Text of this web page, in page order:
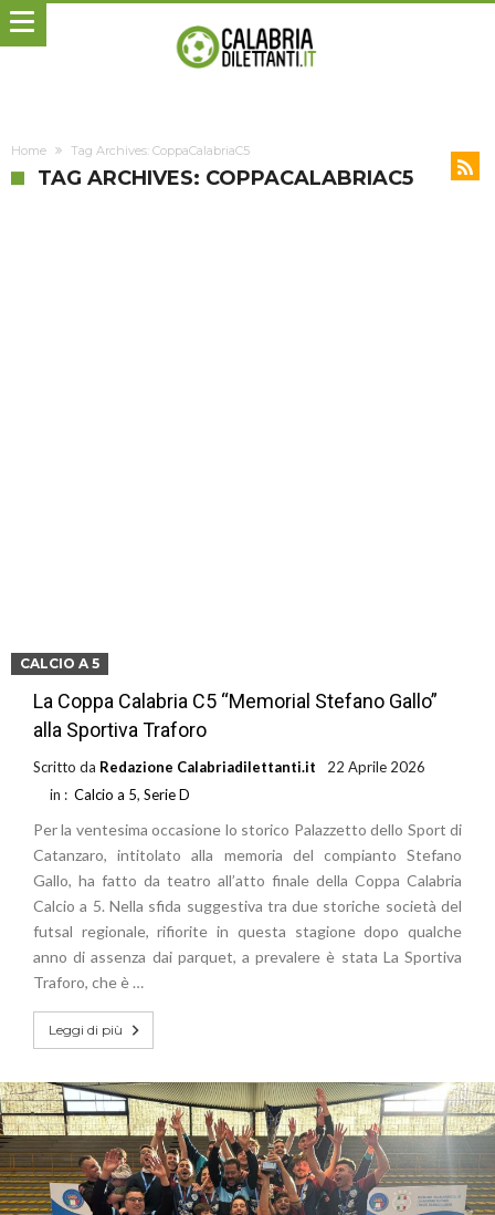
Home Tag Archives: CoppaCalabriaC5
TAG ARCHIVES: COPPACALABRIAC5
CALCIO A 5
La Coppa Calabria C5 “Memorial Stefano Gallo”
alla Sportiva Traforo
Scritto da Redazione Calabriadilettanti.it
22 Aprile 2026
in : Calcio a 5, Serie D
Per la ventesima occasione lo storico Palazzetto dello Sport di
Catanzaro, intitolato alla memoria del compianto Stefano
Gallo, ha fatto da teatro all’atto finale della Coppa Calabria
Calcio a 5. Nella sfida suggestiva tra due storiche società del
futsal regionale, rifiorite in questa stagione dopo qualche
anno di assenza dai parquet, a prevalere è stata La Sportiva
Traforo, che è …
Leggi di più